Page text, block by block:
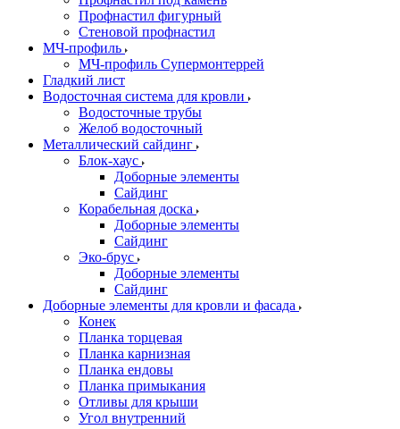
Профнастил фигурный
Стеновой профнастил
МЧ-профиль
МЧ-профиль Супермонтеррей
Гладкий лист
Водосточная система для кровли
Водосточные трубы
Желоб водосточный
Металлический сайдинг
Блок-хаус
Доборные элементы
Сайдинг
Корабельная доска
Доборные элементы
Сайдинг
Эко-брус
Доборные элементы
Сайдинг
Доборные элементы для кровли и фасада
Конек
Планка торцевая
Планка карнизная
Планка ендовы
Планка примыкания
Отливы для крыши
Угол внутренний